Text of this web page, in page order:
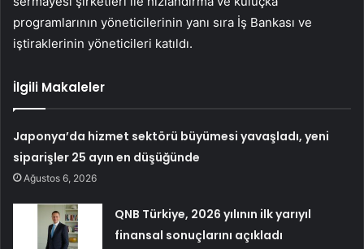
programlarının yöneticilerinin yanı sıra İş Bankası ve
iştiraklerinin yöneticileri katıldı.
İlgili Makaleler
Japonya’da hizmet sektörü büyümesi yavaşladı, yeni
siparişler 25 ayın en düşüğünde
Ağustos 6, 2026
QNB Türkiye, 2026 yılının ilk yarıyıl
finansal sonuçlarını açıkladı